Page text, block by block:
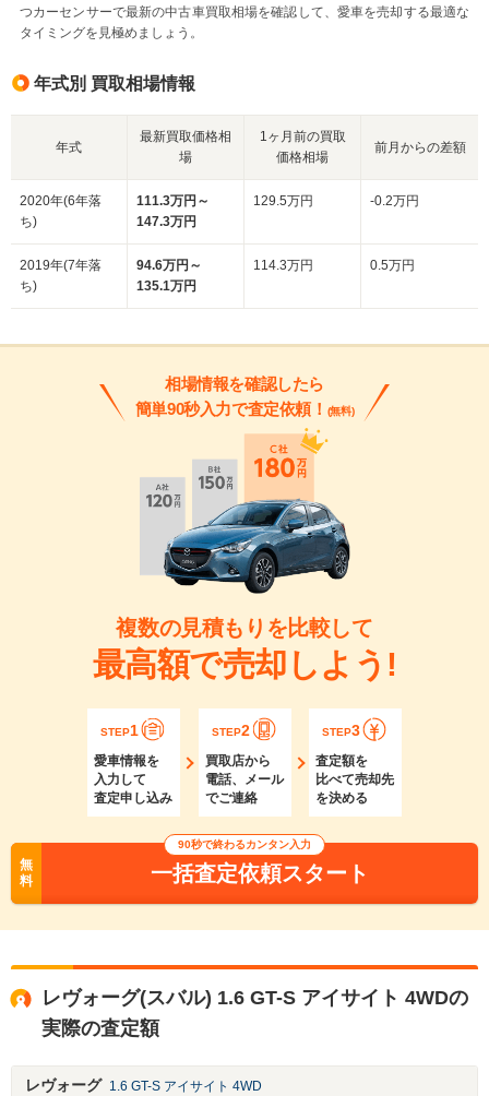
つカーセンサーで最新の中古車買取相場を確認して、愛車を売却する最適な
タイミングを見極めましょう。
年式別 買取相場情報
年式
最新買取価格相
場
1ヶ月前の買取
価格相場
前月からの差額
2020年(6年落
ち)
111.3万円～
147.3万円
129.5万円 -0.2万円
2019年(7年落
ち)
94.6万円～
135.1万円
114.3万円 0.5万円
相場情報を確認したら
簡単90秒入力で査定依頼！ (無料)
複数の見積もりを比較して
最高額で売却しよう!
STEP1
愛車情報を
入力して
査定申し込み
STEP2
買取店から
電話、メール
でご連絡
STEP3
査定額を
比べて売却先
を決める
無
料
90秒で終わるカンタン入力
一括査定依頼スタート
レヴォーグ(スバル) 1.6 GT-S アイサイト 4WDの
実際の査定額
レヴォーグ 1.6 GT-S アイサイト 4WD